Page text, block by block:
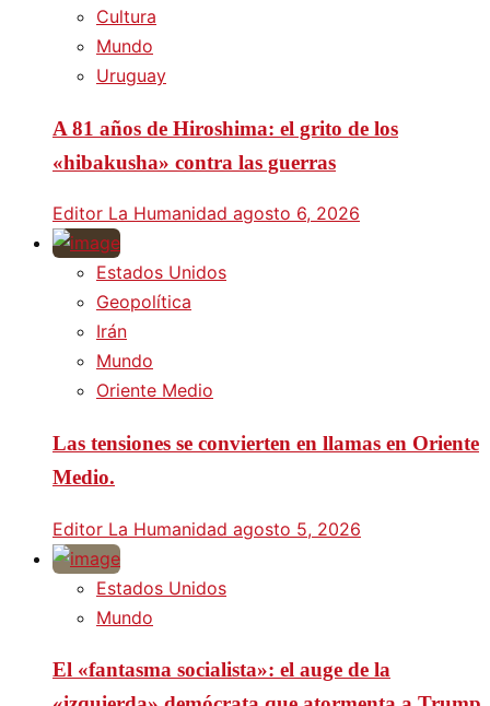
Cultura
Mundo
Uruguay
A 81 años de Hiroshima: el grito de los
«hibakusha» contra las guerras
Editor La Humanidad agosto 6, 2026
Estados Unidos
Geopolítica
Irán
Mundo
Oriente Medio
Las tensiones se convierten en llamas en Oriente
Medio.
Editor La Humanidad agosto 5, 2026
Estados Unidos
Mundo
El «fantasma socialista»: el auge de la